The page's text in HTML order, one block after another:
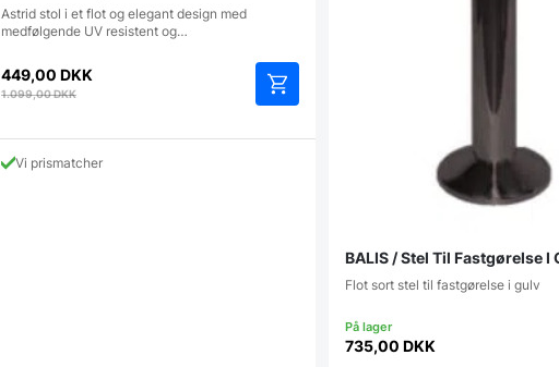
Astrid stol i et flot og elegant design med
medfølgende UV resistent og…
449,00 DKK
1.099,00DKK
Vi prismatcher
BALIS / Stel Til Fastgørelse I
Flot sort stel til fastgørelse i gulv
735,00DKK